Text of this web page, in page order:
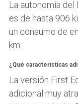
La autonomía
es de hasta 906
un consumo de
km.
¿Qué características
La versión First
adicional muy